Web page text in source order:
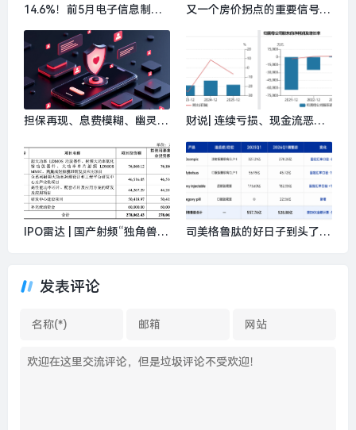
14.6%！前5月电子信息制造
业增加值增速创年内新高|界
面新闻
又一个房价拐点的重要信号出
现|界面新闻 · 地产
担保再现、息费模糊、幽灵扣
金融乱象观察②|界面新闻
财说| 连续亏损、现金流恶
化，普邦股份三大业务全线承
压|界面新闻 · 证券
IPO雷达 | 国产射频“独角兽”
新闻 · 证券
司美格鲁肽的好日子到头了？
发表评论